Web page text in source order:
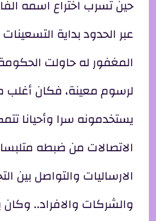
حين تسرب اختراع اسمه
عبر الحدود بداية
المغفور له حاولت
لرسوم معينة، فكان
يستخدمونه سرا وأحيانا
الاتصالات من ضبطه
الارساليات والتواصل بين
والشركات والافراد..